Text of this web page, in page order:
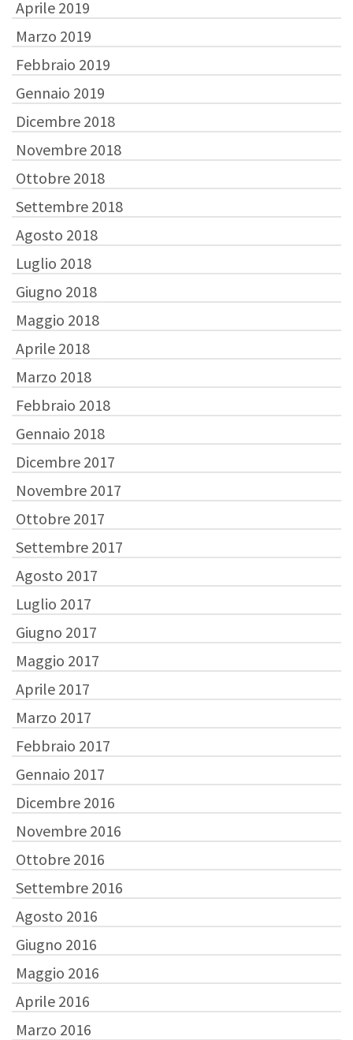
Aprile 2019
Marzo 2019
Febbraio 2019
Gennaio 2019
Dicembre 2018
Novembre 2018
Ottobre 2018
Settembre 2018
Agosto 2018
Luglio 2018
Giugno 2018
Maggio 2018
Aprile 2018
Marzo 2018
Febbraio 2018
Gennaio 2018
Dicembre 2017
Novembre 2017
Ottobre 2017
Settembre 2017
Agosto 2017
Luglio 2017
Giugno 2017
Maggio 2017
Aprile 2017
Marzo 2017
Febbraio 2017
Gennaio 2017
Dicembre 2016
Novembre 2016
Ottobre 2016
Settembre 2016
Agosto 2016
Giugno 2016
Maggio 2016
Aprile 2016
Marzo 2016